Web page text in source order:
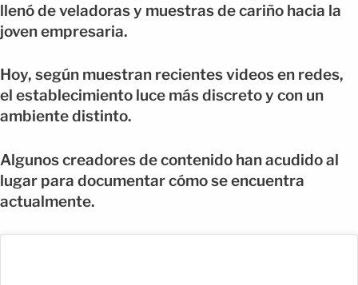
llenó de veladoras y muestras de cariño hacia la
joven empresaria.
Hoy, según muestran recientes videos en redes,
el establecimiento luce más discreto y con un
ambiente distinto.
Algunos creadores de contenido han acudido al
lugar para documentar cómo se encuentra
actualmente.